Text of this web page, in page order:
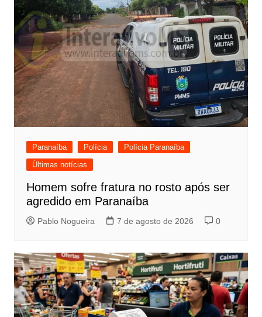
Paranaíba Polícia
Polícia Paranaíba
Últimas notícias
Homem sofre fratura no rosto após ser
agredido em Paranaíba
Pablo Nogueira 7 de agosto de 2026 0